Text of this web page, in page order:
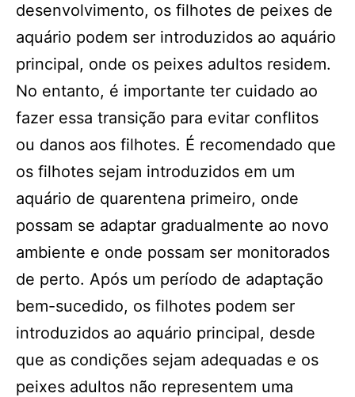
desenvolvimento, os filhotes de peixes de
aquário podem ser introduzidos ao aquário
principal, onde os peixes adultos residem.
No entanto, é importante ter cuidado ao
fazer essa transição para evitar conflitos
ou danos aos filhotes. É recomendado que
os filhotes sejam introduzidos em um
aquário de quarentena primeiro, onde
possam se adaptar gradualmente ao novo
ambiente e onde possam ser monitorados
de perto. Após um período de adaptação
bem-sucedido, os filhotes podem ser
introduzidos ao aquário principal, desde
que as condições sejam adequadas e os
peixes adultos não representem uma